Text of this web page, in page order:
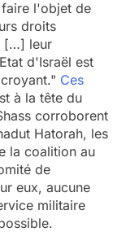
l'objet de
droits
[…] leur
d'Israël est
Ces
à la tête du
corroborent
Hatorah, les
la coalition au
de
eux, aucune
militaire